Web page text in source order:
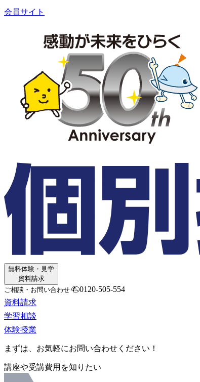
会員サイト
無料体験・見学
資料請求
ご相談・お問い合わせ
0120-505-554
資料請求
学習相談
体験授業
まずは、お気軽にお問い合わせください！
講座や受講費用を知りたい